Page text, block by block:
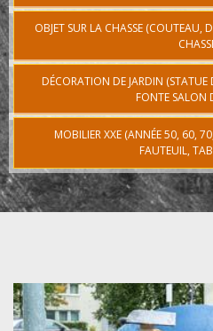
OBJET SUR LA CHASSE (COUTEAU,
DÉCORATION DE JARDIN (STATUE
FONTE SALON
MOBILIER XXE (ANNÉE 50, 60,
FAUTEUIL,